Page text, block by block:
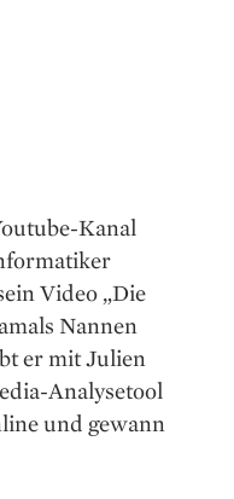
Kanal
Video „Die
Nannen
er mit Julien
Analysetool
und gewann